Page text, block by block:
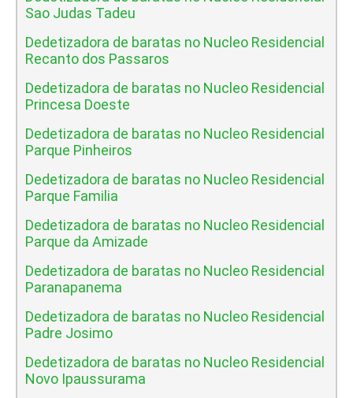
Sao Judas Tadeu
Dedetizadora de baratas no Nucleo Residencial
Recanto dos Passaros
Dedetizadora de baratas no Nucleo Residencial
Princesa Doeste
Dedetizadora de baratas no Nucleo Residencial
Parque Pinheiros
Dedetizadora de baratas no Nucleo Residencial
Parque Familia
Dedetizadora de baratas no Nucleo Residencial
Parque da Amizade
Dedetizadora de baratas no Nucleo Residencial
Paranapanema
Dedetizadora de baratas no Nucleo Residencial
Padre Josimo
Dedetizadora de baratas no Nucleo Residencial
Novo Ipaussurama